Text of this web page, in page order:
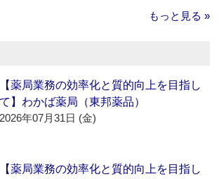
もっと見る »
【薬局業務の効率化と質的向上を目指し
て】わかば薬局（東邦薬品）
2026年07月31日 (金)
【薬局業務の効率化と質的向上を目指し